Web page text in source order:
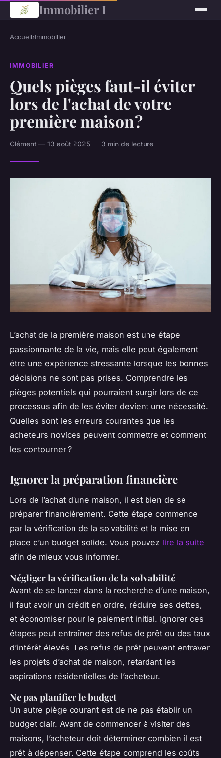
Immobilier I
Accueil›Immobilier
IMMOBILIER
Quels pièges faut-il éviter
lors de l'achat de votre
première maison ?
Clément — 13 août 2025 — 3 min de lecture
L’achat de la première maison est une étape
passionnante de la vie, mais elle peut également
être une expérience stressante lorsque les bonnes
décisions ne sont pas prises. Comprendre les
pièges potentiels qui pourraient surgir lors de ce
processus afin de les éviter devient une nécessité.
Quelles sont les erreurs courantes que les
acheteurs novices peuvent commettre et comment
les contourner ?
Ignorer la préparation financière
Lors de l’achat d’une maison, il est bien de se
préparer financièrement. Cette étape commence
par la vérification de la solvabilité et la mise en
place d’un budget solide. Vous pouvez lire la suite
afin de mieux vous informer.
Négliger la vérification de la solvabilité
Avant de se lancer dans la recherche d’une maison,
il faut avoir un crédit en ordre, réduire ses dettes,
et économiser pour le paiement initial. Ignorer ces
étapes peut entraîner des refus de prêt ou des taux
d’intérêt élevés. Les refus de prêt peuvent entraver
les projets d’achat de maison, retardant les
aspirations résidentielles de l’acheteur.
Ne pas planifier le budget
Un autre piège courant est de ne pas établir un
budget clair. Avant de commencer à visiter des
maisons, l’acheteur doit déterminer combien il est
prêt à dépenser. Cette étape comprend les coûts